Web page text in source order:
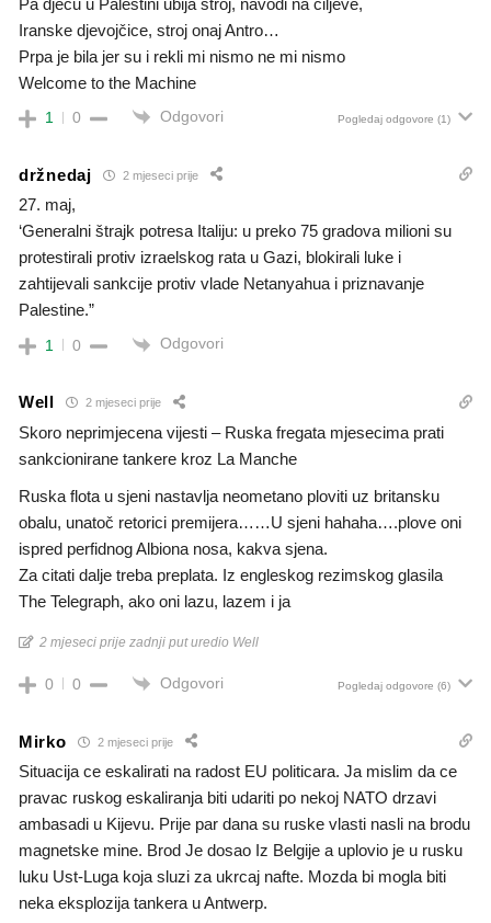
Pa djecu u Palestini ubija stroj, navodi na ciljeve,
Iranske djevojčice, stroj onaj Antro…
Prpa je bila jer su i rekli mi nismo ne mi nismo
Welcome to the Machine
1 0 Odgovori Pogledaj odgovore (1)
držnedaj 2 mjeseci prije
27. maj,
‘Generalni štrajk potresa Italiju: u preko 75 gradova milioni su
protestirali protiv izraelskog rata u Gazi, blokirali luke i
zahtijevali sankcije protiv vlade Netanyahua i priznavanje
Palestine.”
1 0 Odgovori
Well 2 mjeseci prije
Skoro neprimjecena vijesti – Ruska fregata mjesecima prati
sankcionirane tankere kroz La Manche
Ruska flota u sjeni nastavlja neometano ploviti uz britansku
obalu, unatoč retorici premijera……U sjeni hahaha….plove oni
ispred perfidnog Albiona nosa, kakva sjena.
Za citati dalje treba preplata. Iz engleskog rezimskog glasila
The Telegraph, ako oni lazu, lazem i ja
2 mjeseci prije zadnji put uredio Well
0 0 Odgovori Pogledaj odgovore (6)
Mirko 2 mjeseci prije
Situacija ce eskalirati na radost EU politicara. Ja mislim da ce
pravac ruskog eskaliranja biti udariti po nekoj NATO drzavi
ambasadi u Kijevu. Prije par dana su ruske vlasti nasli na brodu
magnetske mine. Brod Je dosao Iz Belgije a uplovio je u rusku
luku Ust-Luga koja sluzi za ukrcaj nafte. Mozda bi mogla biti
neka eksplozija tankera u Antwerp.